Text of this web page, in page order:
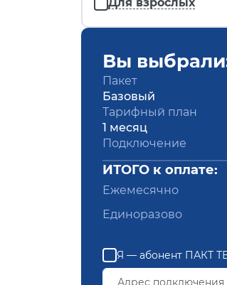
Вы
Пакет
Базовый
Тарифный план
1 месяц
Подключение
ИТОГО к оплате:
Ежемесячно
Единоразово
Я — абонент ПАКТ